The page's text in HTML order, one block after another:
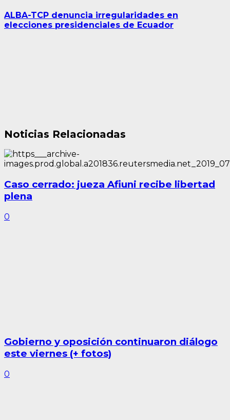
ALBA-TCP denuncia irregularidades en
elecciones presidenciales de Ecuador
Noticias Relacionadas
Caso cerrado: jueza Afiuni recibe libertad
plena
0
Gobierno y oposición continuaron diálogo
este viernes (+ fotos)
0